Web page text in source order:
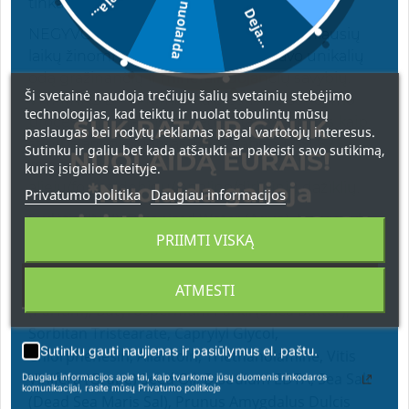
NEGYVOS JŪROS MINERALAI – nuo seniausių
laikų žinomi visame pasaulyje dėl savo unikalių
odą gražinančių ir mineralizuojančių savybių.
VITMINAS E – žinomas kaip esminis senėjimo
procesą stabdantis ingredientas, veikiantis kaip
stiprus antioksidantas. Be parabenų / SLS /
mineralinių
aliejų/formaldehidų/lanolino/dirbtinių dažiklių.
Sudėtis (INCI): Deionized Water (Aqua), Isopropyl
Myristate, Glyceryl Stearate, Glycerin, Propanediol,
Stearic Acid, Cetyl Alcohol, Peg-40 Stearate,
Beeswax (Cera Alba), Phenoxyethanol, Fragrance
(Parfum), Butyrospermum Parkii (Shea Butter),
Sorbitan Tristearate, Caprylyl Glycol,
Chlorphenesin, Allantoin, Triethanolamine, Vitis
Vinifera (Grape) Seed Oil, Disodium EDTA, Sea Salt
Ši svetainė naudoja trečiųjų šalių svetainių stebėjimo
technologijas, kad teiktų ir nuolat tobulintų mūsų
paslaugas bei rodytų reklamas pagal vartotojų interesus.
Sutinku ir galiu bet kada atšaukti ar pakeisti savo sutikimą,
kuris įsigalios ateityje.
Privatumo politika Daugiau informacijos
ATMESTI
PRIIMTI VISKĄ
Deja...
5€ nuolaida
SUK RATĄ IR GAUK
NUOLAIDĄ EURAIS!
*Nuolaida galioja
apsipirkimams nuo 49 € !
Sutinku gauti naujienas ir pasiūlymus el. paštu.
Daugiau informacijos apie tai, kaip tvarkome jūsų duomenis rinkodaros
komunikacijai, rasite mūsų Privatumo politikoje